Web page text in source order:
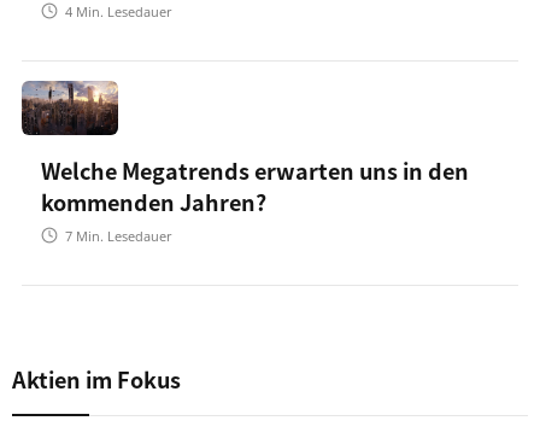
4 Min. Lesedauer
Welche Megatrends erwarten uns in den
kommenden Jahren?
7 Min. Lesedauer
Aktien im Fokus